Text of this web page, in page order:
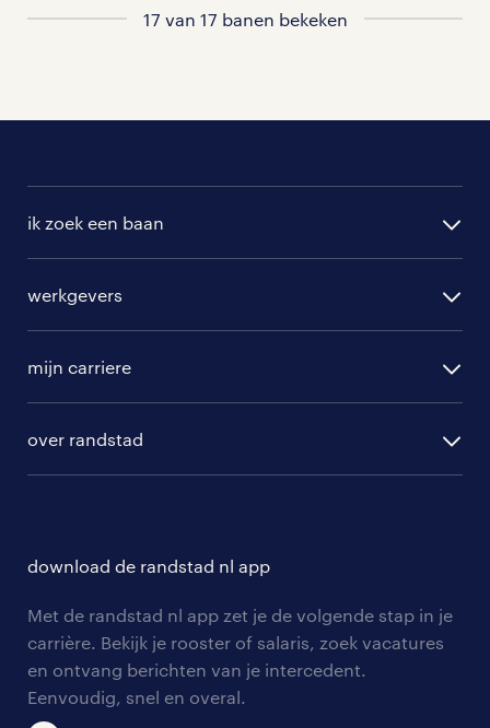
al onze adviseur banken vacatures
17 van 17 banen bekeken
ik zoek een baan
randstad professional
randstad digital
werkgevers
hr-diensten
branches
tarieven
personeel gezocht
aanmelden nieuwsbrief
mijn carriere
solliciteren
blogs en artikelen
salarischecker
over randstad
onze vestigingen
pers
klachten en misstanden
download de randstad nl app
Met de randstad nl app zet je de volgende stap in je
carrière. Bekijk je rooster of salaris, zoek vacatures
en ontvang berichten van je intercedent.
Eenvoudig, snel en overal.